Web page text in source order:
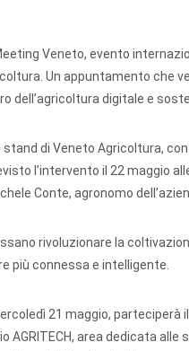
Veneto, evento
Un appuntamento che
dell’agricoltura digitale e
di Veneto Agricoltura,
l’intervento il 22 maggio
Conte, agronomo
rivoluzionare la
più connessa e intelligente.
21 maggio,
AGRITECH, area dedicata